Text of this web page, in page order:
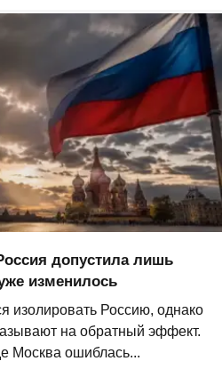
допустила лишь
изменилось
изолировать Россию, однако
на обратный эффект.
Москва ошиблась...